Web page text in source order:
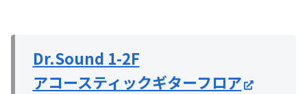
Dr.Sound 1-2F
アコースティックギターフロア